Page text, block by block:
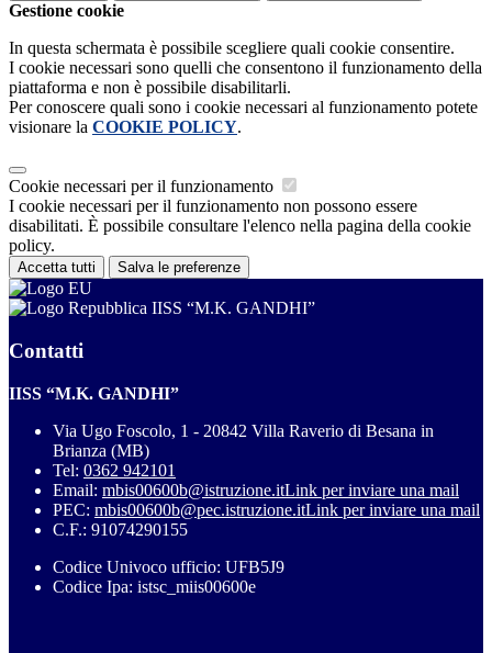
Gestione cookie
In questa schermata è possibile scegliere quali cookie consentire.
I cookie necessari sono quelli che consentono il funzionamento della
piattaforma e non è possibile disabilitarli.
Per conoscere quali sono i cookie necessari al funzionamento potete
visionare la COOKIE POLICY.
Cookie necessari per il funzionamento
I cookie necessari per il funzionamento non possono essere
disabilitati. È possibile consultare l'elenco nella pagina della cookie
policy.
Accetta tutti Salva le preferenze
IISS “M.K. GANDHI”
Contatti
IISS “M.K. GANDHI”
Via Ugo Foscolo, 1 - 20842 Villa Raverio di Besana in
Brianza (MB)
Tel: 0362 942101
Email: mbis00600b@istruzione.itLink per inviare una mail
PEC: mbis00600b@pec.istruzione.itLink per inviare una mail
C.F.: 91074290155
Codice Univoco ufficio: UFB5J9
Codice Ipa: istsc_miis00600e